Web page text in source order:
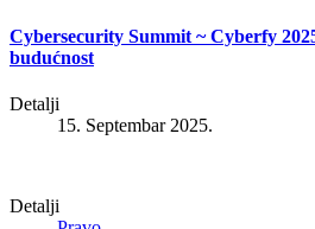
Cybersecurity Summit ~ Cyberfy
budućnost
Detalji
15. Septembar 2025.
Detalji